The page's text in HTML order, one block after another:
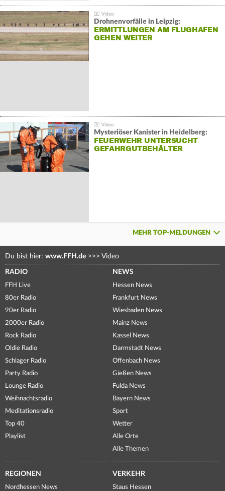
Drohnenvorfälle in Leipzig:
ERMITTLUNGEN AM FLUGHAFEN
GEHEN WEITER
Mysteriöser Kanister in Heidelberg:
FEUERWEHR UNTERSUCHT
GEFAHRGUTBEHÄLTER
MEHR TOP-MELDUNGEN
Du bist hier: www.FFH.de >>> Video
RADIO
FFH Live
80er Radio
90er Radio
2000er Radio
Rock Radio
Oldie Radio
Schlager Radio
Party Radio
Lounge Radio
Weihnachtsradio
Meditationsradio
Top 40
Playlist
NEWS
Hessen News
Frankfurt News
Wiesbaden News
Mainz News
Kassel News
Darmstadt News
Offenbach News
Gießen News
Fulda News
Bayern News
Sport
Wetter
Alle Orte
Alle Themen
REGIONEN
Nordhessen News
VERKEHR
Staus Hessen